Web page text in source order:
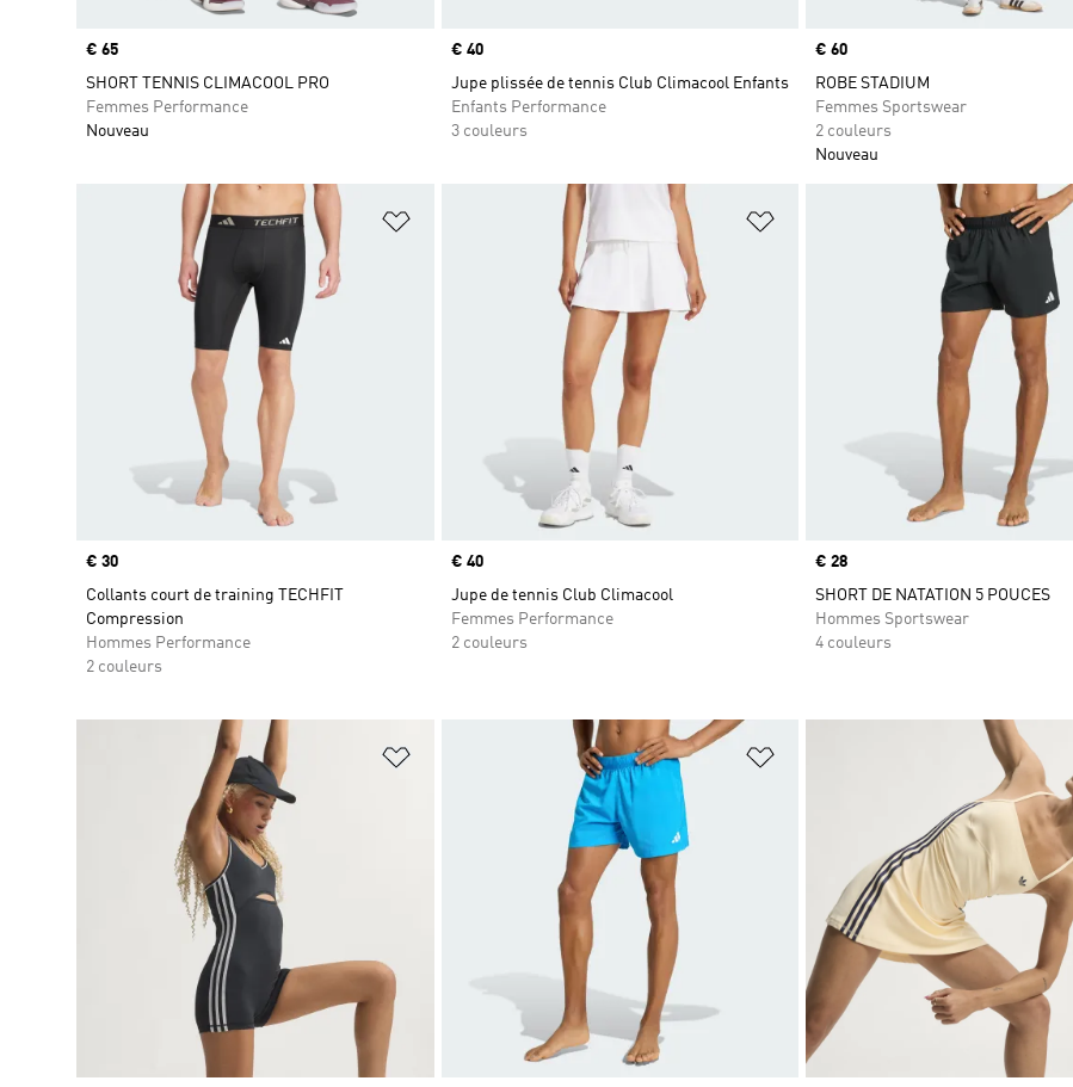
Prix
€ 65
SHORT TENNIS CLIMACOOL PRO
Femmes Performance
Nouveau
Prix
€ 40
Jupe plissée de tennis Club Climacool Enfants
Enfants Performance
3 couleurs
Prix
€ 60
ROBE STADIUM
Femmes Sportswear
2 couleurs
Nouveau
Ajouter à la Liste de produits favoris
Prix
€ 30
Collants court de training TECHFIT
Compression
Hommes Performance
2 couleurs
Ajouter à la Liste de produits favoris
Prix
€ 40
Jupe de tennis Club Climacool
Femmes Performance
2 couleurs
Prix
€ 28
SHORT DE NATATION 5 POUCES
Hommes Sportswear
4 couleurs
Ajouter à la Liste de produits favoris Ajouter à la Liste de produits favoris